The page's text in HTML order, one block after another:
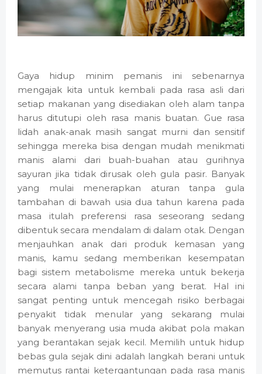
Gaya hidup minim pemanis ini sebenarnya
mengajak kita untuk kembali pada rasa asli dari
setiap makanan yang disediakan oleh alam tanpa
harus ditutupi oleh rasa manis buatan. Gue rasa
lidah anak-anak masih sangat murni dan sensitif
sehingga mereka bisa dengan mudah menikmati
manis alami dari buah-buahan atau gurihnya
sayuran jika tidak dirusak oleh gula pasir. Banyak
yang mulai menerapkan aturan tanpa gula
tambahan di bawah usia dua tahun karena pada
masa itulah preferensi rasa seseorang sedang
dibentuk secara mendalam di dalam otak. Dengan
menjauhkan anak dari produk kemasan yang
manis, kamu sedang memberikan kesempatan
bagi sistem metabolisme mereka untuk bekerja
secara alami tanpa beban yang berat. Hal ini
sangat penting untuk mencegah risiko berbagai
penyakit tidak menular yang sekarang mulai
banyak menyerang usia muda akibat pola makan
yang berantakan sejak kecil. Memilih untuk hidup
bebas gula sejak dini adalah langkah berani untuk
memutus rantai ketergantungan pada rasa manis